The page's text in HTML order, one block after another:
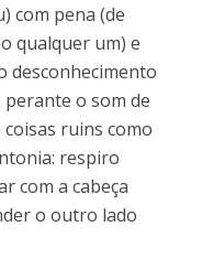
com pena (de
qualquer um) e
desconhecimento
o som de
ruins como
respiro
com a cabeça
o outro lado